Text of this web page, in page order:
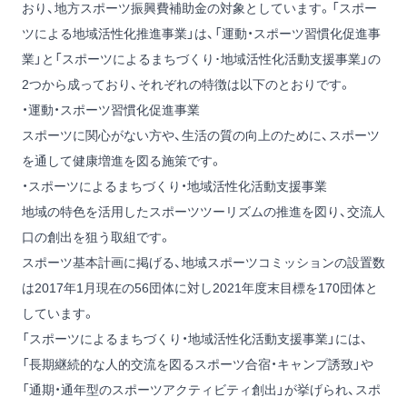
おり、地方スポーツ振興費補助金の対象としています。「スポー
ツによる地域活性化推進事業」は、「運動・スポーツ習慣化促進事
業」と「スポーツによるまちづくり･地域活性化活動支援事業」の
2つから成っており、それぞれの特徴は以下のとおりです。
・運動・スポーツ習慣化促進事業
スポーツに関心がない方や、生活の質の向上のために、スポーツ
を通して健康増進を図る施策です。
・スポーツによるまちづくり・地域活性化活動支援事業
地域の特色を活用したスポーツツーリズムの推進を図り、交流人
口の創出を狙う取組です。
スポーツ基本計画に掲げる、地域スポーツコミッションの設置数
は2017年1月現在の56団体に対し2021年度末目標を170団体と
しています。
「スポーツによるまちづくり・地域活性化活動支援事業」には、
「長期継続的な人的交流を図るスポーツ合宿・キャンプ誘致」や
「通期・通年型のスポーツアクティビティ創出」が挙げられ、スポ